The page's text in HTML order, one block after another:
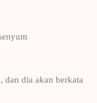
dan dia akan berkata